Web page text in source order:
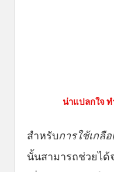
น่าแปลกใจ ท
สำหรับการใช้เกลื
นั้นสามารถช่วยได้